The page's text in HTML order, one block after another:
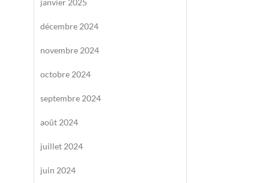
janvier 2025
décembre 2024
novembre 2024
octobre 2024
septembre 2024
août 2024
juillet 2024
juin 2024